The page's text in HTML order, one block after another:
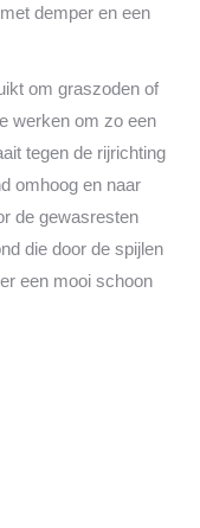
demper en een
om graszoden of
werken om zo een
tegen de rijrichting
omhoog en naar
de gewasresten
die door de spijlen
een mooi schoon